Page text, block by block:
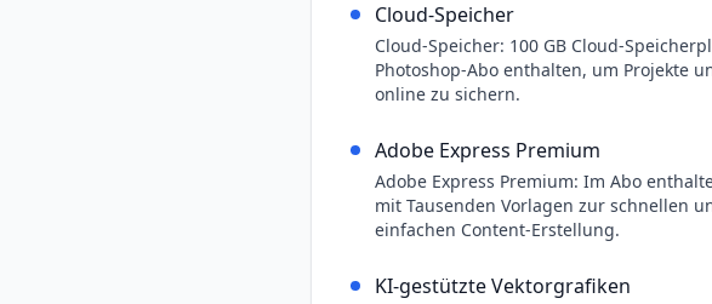
Cloud-Speicher
Cloud-Speicher: 100 GB Cloud-
Photoshop-Abo enthalten, um Projekte
online zu sichern.
Adobe Express Premium
Adobe Express Premium: Im Abo
mit Tausenden Vorlagen zur schnellen
einfachen Content-Erstellung.
KI-gestützte Vektorgrafiken